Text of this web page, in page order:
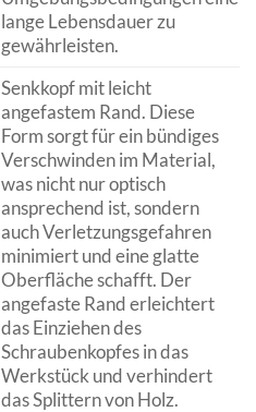
lange Lebensdauer zu
gewährleisten.
Senkkopf mit leicht
angefastem Rand. Diese
Form sorgt für ein bündiges
Verschwinden im Material,
was nicht nur optisch
ansprechend ist, sondern
auch Verletzungsgefahren
minimiert und eine glatte
Oberfläche schafft. Der
angefaste Rand erleichtert
das Einziehen des
Schraubenkopfes in das
Werkstück und verhindert
das Splittern von Holz.